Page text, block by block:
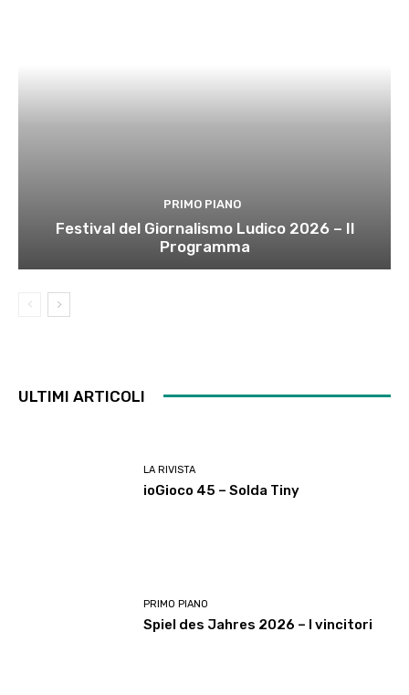
PRIMO PIANO
Festival del Giornalismo Ludico 2026 – Il
Programma
ULTIMI ARTICOLI
LA RIVISTA
ioGioco 45 – Solda Tiny
PRIMO PIANO
Spiel des Jahres 2026 – I vincitori